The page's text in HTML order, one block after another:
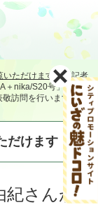
ただけます >【記者
＋nika/S20号」コンク
訪問を行います
だけます
紀さんが